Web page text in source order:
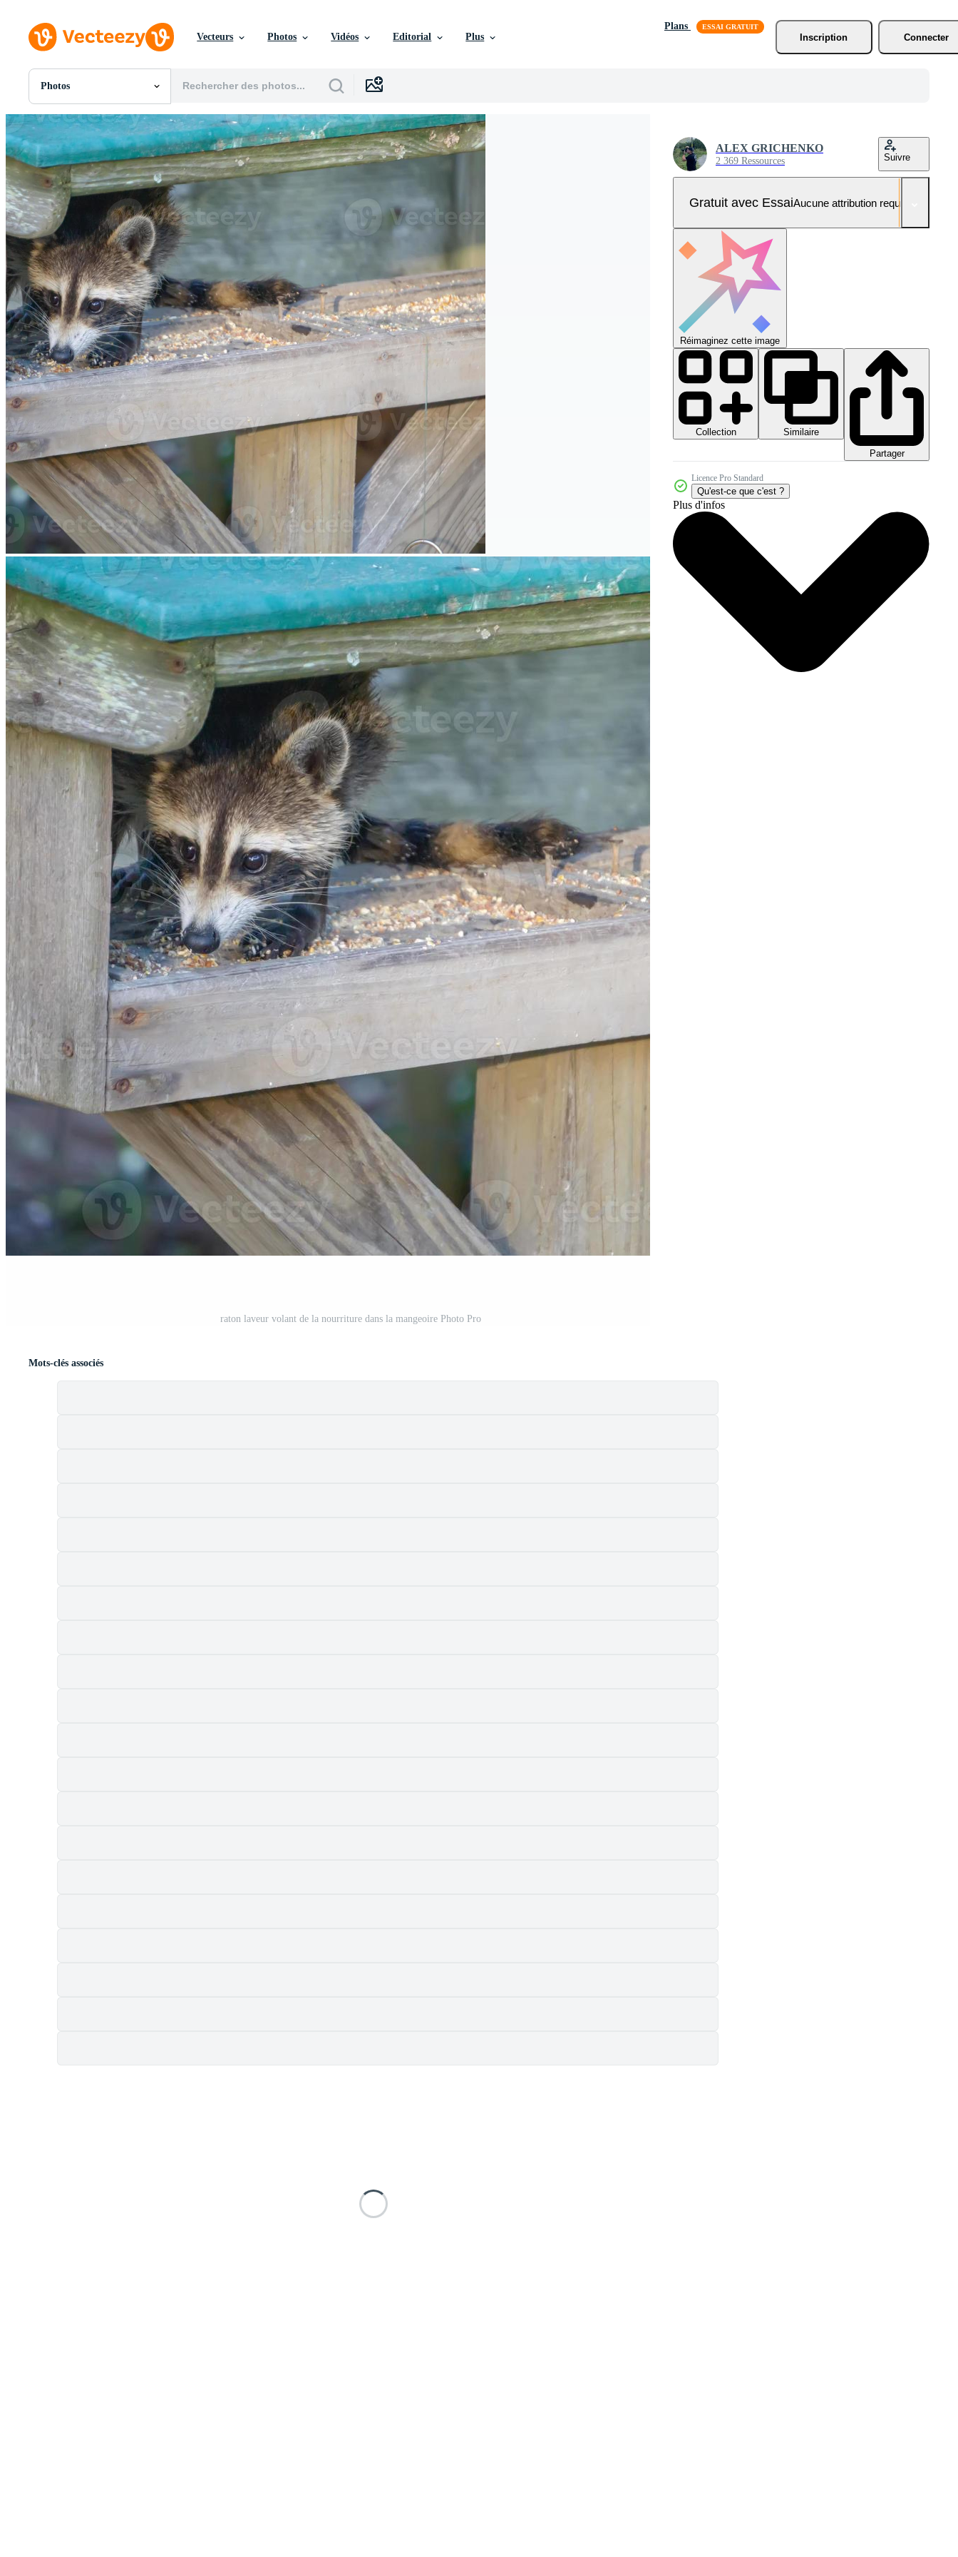
Vecteurs Photos Vidéos Editorial Plus
Plans
Inscription
Connecter
Photos
Toutes Images
Photos
PSDs
SVGs
Modèles
Vecteurs
Vidéos
Motion graphics
Images Éditoriales
Événements Éditoriaux
raton laveur volant de la nourriture dans la mangeoire Photo Pro
ALEX GRICHENKO
2 369 Ressources Suivre
Gratuit avec EssaiAucune attribution requise
Réimaginez cette image
Collection
Similaire
Partager
Licence Pro Standard
Qu'est-ce que c'est ?
Plus d'infos
Mots-clés associés